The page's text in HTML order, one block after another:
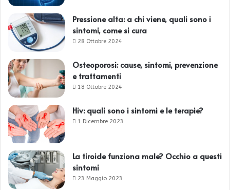
Pressione alta: a chi viene, quali sono i
sintomi, come si cura
28 Ottobre 2024
Osteoporosi: cause, sintomi, prevenzione
e trattamenti
18 Ottobre 2024
Hiv: quali sono i sintomi e le terapie?
1 Dicembre 2023
La tiroide funziona male? Occhio a questi
sintomi
23 Maggio 2023